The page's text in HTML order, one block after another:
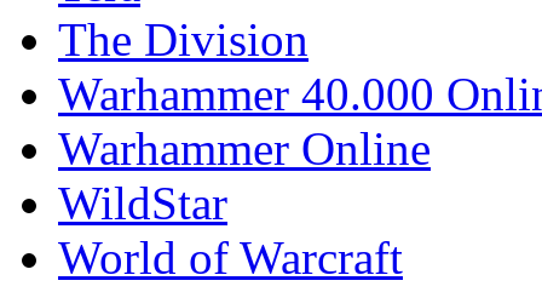
The Division
Warhammer 40.000
Warhammer Online
WildStar
World of Warcraft